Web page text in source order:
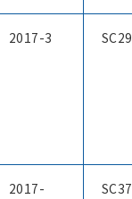
2017-3 SC29
2017-
SC37